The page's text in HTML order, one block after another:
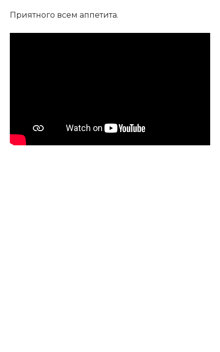
Приятного всем аппетита.